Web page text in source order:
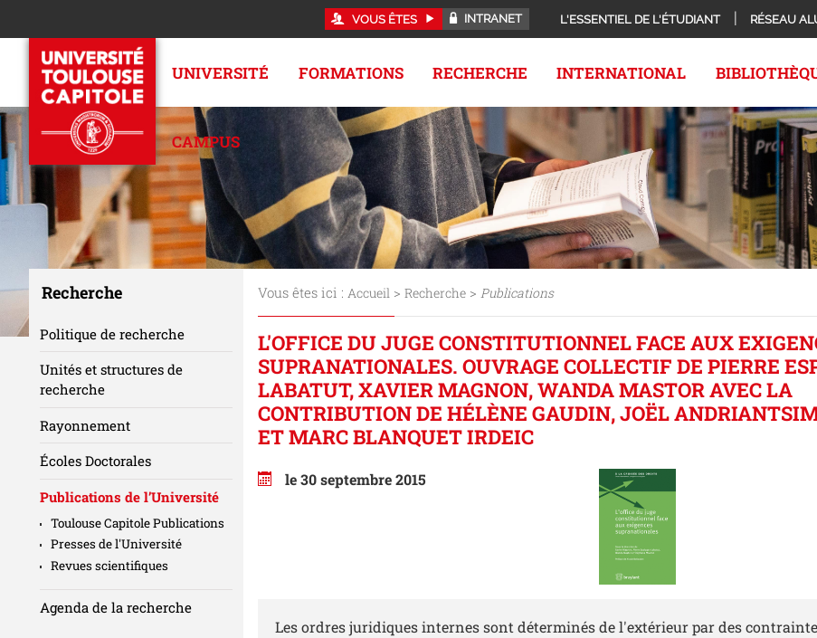
VOUS ÊTES INTRANET L'ESSENTIEL DE L'ÉTUDIANT RÉSEAU
UNIVERSITÉ FORMATIONS RECHERCHE INTERNATIONAL
CAMPUS
Vous êtes ici : Accueil> Recherche> Publications
L'OFFICE DU JUGE CONSTITUTIONNEL FACE AUX
SUPRANATIONALES. OUVRAGE COLLECTIF DE PIERRE
LABATUT, XAVIER MAGNON, WANDA MASTOR AVEC LA
CONTRIBUTION DE HÉLÈNE GAUDIN, JOËL
ET MARC BLANQUET IRDEIC
le 30 septembre 2015
Les ordres juridiques internes sont déterminés de l'extérieur par des
Recherche
Politique de recherche
Unités et structures de
recherche
Rayonnement
Écoles Doctorales
Publications de l’Université
Toulouse Capitole Publications
Presses de l'Université
Revues scientifiques
Agenda de la recherche